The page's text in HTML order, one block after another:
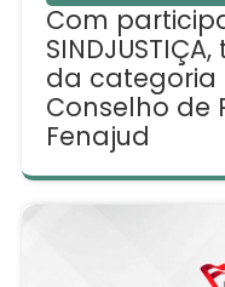
Com
da categoria
Conselho de
Fenajud